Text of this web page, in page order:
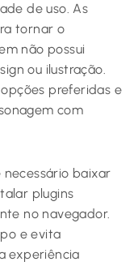
de uso. As
tornar o
não possui
ou ilustração.
preferidas e
com
baixar
plugins
no navegador.
e evita
experiência